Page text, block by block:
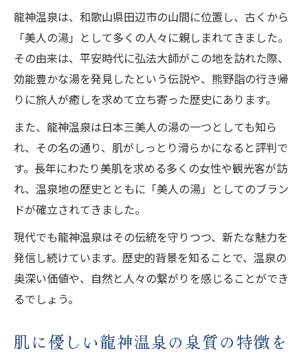
龍神温泉は、和歌山県田辺市の山間に位置し、古くから
「美人の湯」として多くの人々に親しまれてきました。
その由来は、平安時代に弘法大師がこの地を訪れた際、
効能豊かな湯を発見したという伝説や、熊野詣の行き帰
りに旅人が癒しを求めて立ち寄った歴史にあります。
また、龍神温泉は日本三美人の湯の一つとしても知ら
れ、その名の通り、肌がしっとり滑らかになると評判で
す。長年にわたり美肌を求める多くの女性や観光客が訪
れ、温泉地の歴史とともに「美人の湯」としてのブラン
ドが確立されてきました。
現代でも龍神温泉はその伝統を守りつつ、新たな魅力を
発信し続けています。歴史的背景を知ることで、温泉の
奥深い価値や、自然と人々の繋がりを感じることができ
るでしょう。
肌に優しい龍神温泉の泉質の特徴を